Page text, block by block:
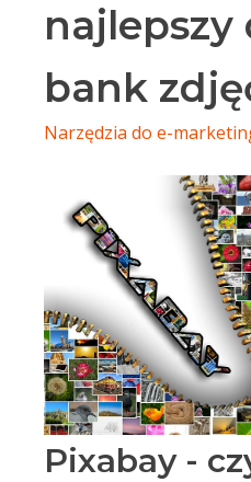
bank
Narzędzia do e-
Pixabay -